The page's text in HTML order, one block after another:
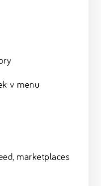
v menu
marketplaces